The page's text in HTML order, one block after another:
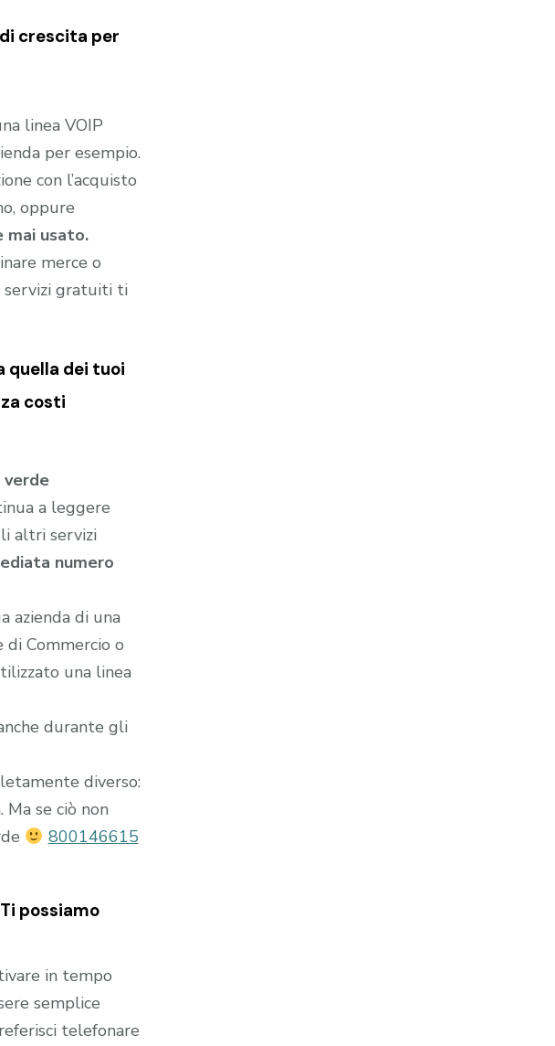
crescita per
linea VOIP
per esempio.
con l’acquisto
oppure
mai usato.
merce o
servizi gratuiti ti
quella dei tuoi
costi
verde
a leggere
altri servizi
numero
azienda di una
Commercio o
una linea
durante gli
diverso:
se ciò non
800146615
possiamo
in tempo
semplice
telefonare